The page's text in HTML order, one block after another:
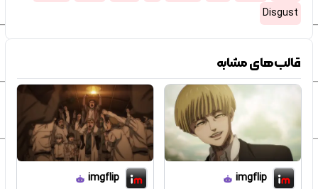
Disgust
قالب‌های مشابه
imgflip
imgflip